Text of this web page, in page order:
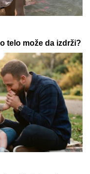
razveo se, a
"Teško je, ježim se